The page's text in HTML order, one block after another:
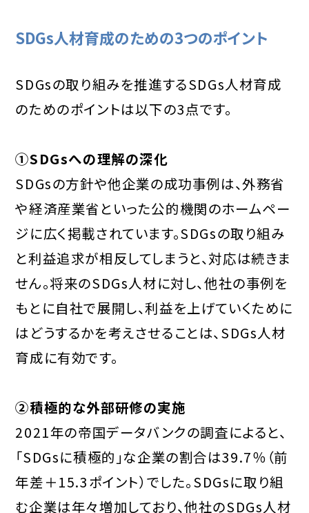
SDGs人材育成のための3つのポイント
SDGsの取り組みを推進するSDGs人材育成
のためのポイントは以下の3点です。
①SDGsへの理解の深化
SDGsの方針や他企業の成功事例は、外務省
や経済産業省といった公的機関のホームペー
ジに広く掲載されています。SDGsの取り組み
と利益追求が相反してしまうと、対応は続きま
せん。将来のSDGs人材に対し、他社の事例を
もとに自社で展開し、利益を上げていくために
はどうするかを考えさせることは、SDGs人材
育成に有効です。
②積極的な外部研修の実施
2021年の帝国データバンクの調査によると、
「SDGsに積極的」な企業の割合は39.7％（前
年差＋15.3ポイント）でした。SDGsに取り組
む企業は年々増加しており、他社のSDGs人材